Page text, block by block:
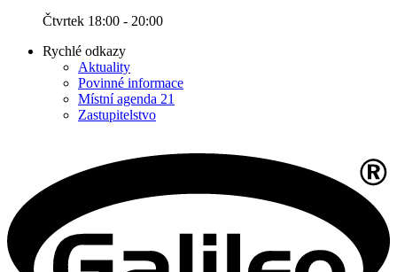
Čtvrtek 18:00 - 20:00
Rychlé odkazy
Aktuality
Povinné informace
Místní agenda 21
Zastupitelstvo